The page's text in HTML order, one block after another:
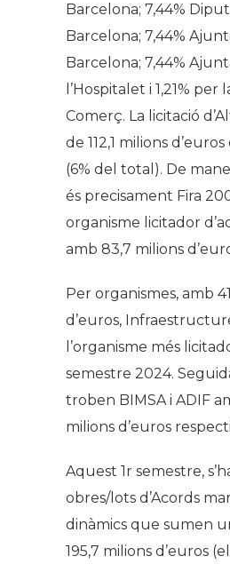
Barcelona; 7,44%
Barcelona; 7,44%
Barcelona; 7,44%
l’Hospitalet i 1,21% per
Comerç. La licitació
de 112,1 milions
(6% del total). De
és precisament Fira
organisme licitador
amb 83,7 milions
Per organismes, amb
d’euros,
l’organisme més
semestre 2024.
troben BIMSA i ADIF
milions d’euros
Aquest 1r semestre,
obres/lots d’Acords
dinàmics que sumen
195,7 milions d’euros